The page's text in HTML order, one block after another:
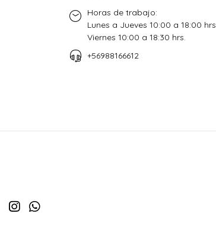
Horas de trabajo:
Lunes a Jueves 10:00 a 18:00 hrs.
Viernes 10:00 a 18:30 hrs.
+56988166612